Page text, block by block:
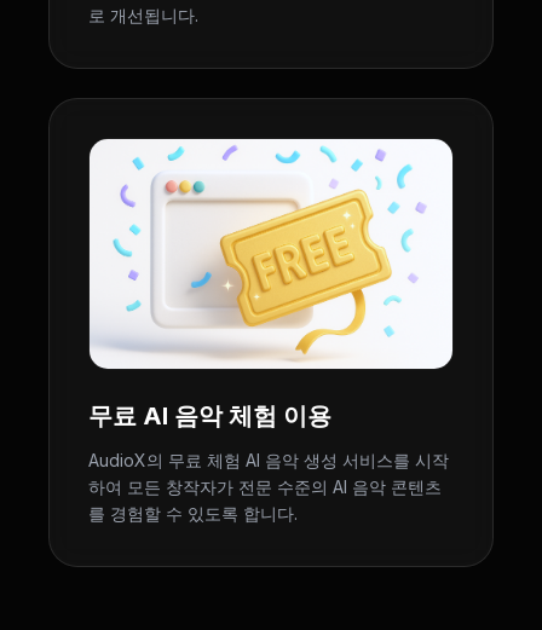
로 개선됩니다.
무료 AI 음악 체험 이용
AudioX의 무료 체험 AI 음악 생성 서비스를 시작
하여 모든 창작자가 전문 수준의 AI 음악 콘텐츠
를 경험할 수 있도록 합니다.